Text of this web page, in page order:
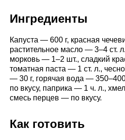
Ингредиенты
Капуста — 600 г, красная
растительное масло — 3–4 ст.
морковь — 1–2 шт., сладкий
томатная паста — 1 ст. л.,
— 30 г, горячая вода —
по вкусу, паприка — 1 ч. л.,
смесь перцев — по вкусу.
Как готовить